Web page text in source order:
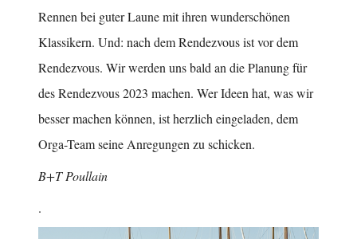
Rennen bei guter Laune mit ihren wunderschönen
Klassikern. Und: nach dem Rendezvous ist vor dem
Rendezvous. Wir werden uns bald an die Planung für
des Rendezvous 2023 machen. Wer Ideen hat, was wir
besser machen können, ist herzlich eingeladen, dem
Orga-Team seine Anregungen zu schicken.
B+T Poullain
.